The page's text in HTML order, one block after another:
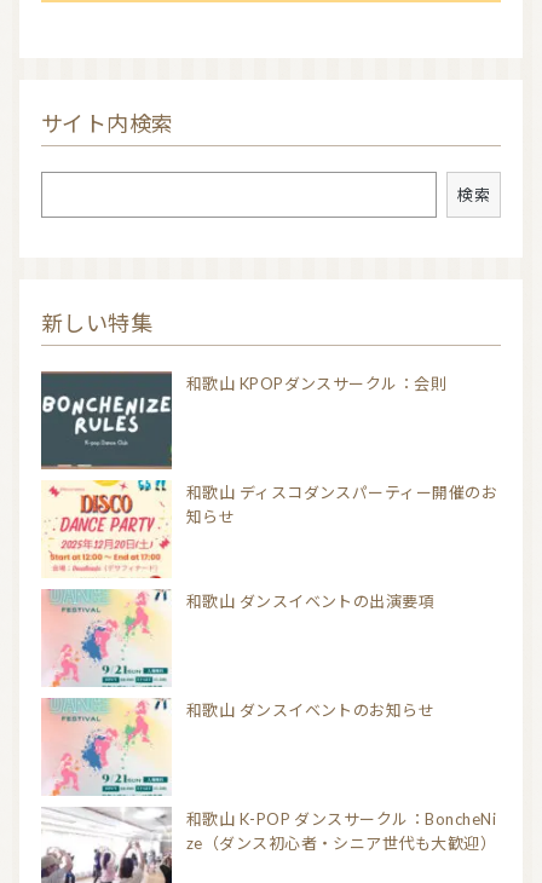
サイト内検索
検索
新しい特集
和歌山 KPOPダンスサークル：会則
和歌山 ディスコダンスパーティー開催のお
知らせ
和歌山 ダンスイベントの出演要項
和歌山 ダンスイベントのお知らせ
和歌山 K-POP ダンスサークル：BoncheNi
ze（ダンス初心者・シニア世代も大歓迎）